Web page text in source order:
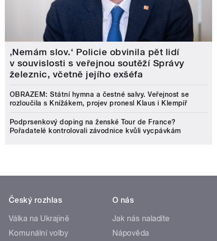
‚Nemám slov.‘ Policie obvinila pět lidí
v souvislosti s veřejnou soutěží Správy
železnic, včetně jejího exšéfa
OBRAZEM: Státní hymna a čestné salvy. Veřejnost se
rozloučila s Knížákem, projev pronesl Klaus i Klempíř
Podprsenkový doping na ženské Tour de France?
Pořadatelé kontrolovali závodnice kvůli vycpávkám
Český rozhlas
Válka na Ukrajině
Komunální volby
O nás
Jak nás naladíte
Nápověda